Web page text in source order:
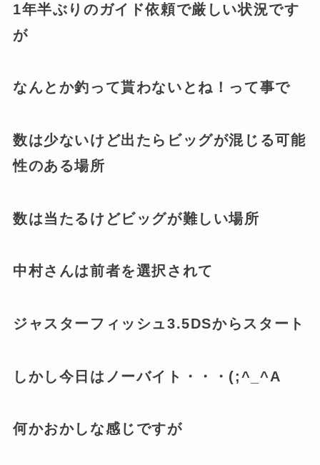
1年半ぶりのガイド依頼で厳しい状況です
が
なんとか釣って貰わないとね！って事で
数は少ないけど出たらビッグが混じる可能
性のある場所
数は当たるけどビッグが難しい場所
中村さんは前者を選択されて
ジャスターフィッシュ3.5DSからスタート
しかし今日はノーバイト・・・(;^_^A
何かおかしな感じですが